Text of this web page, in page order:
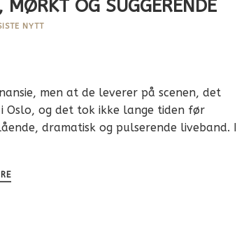
OG SUGGERENDE
NYTT
men at de leverer på scenen, det
Oslo, og det tok ikke lange tiden før
dramatisk og pulserende liveband. I